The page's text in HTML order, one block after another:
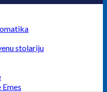
stolariju